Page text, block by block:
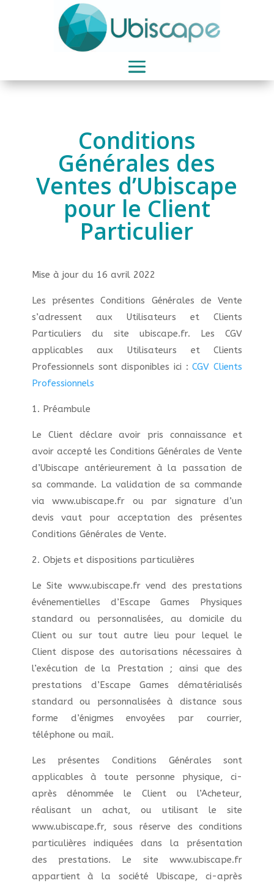
Conditions
Générales des
Ventes d’Ubiscape
pour le Client
Particulier
Mise à jour du 16 avril 2022
Les présentes Conditions Générales de Vente
s’adressent aux Utilisateurs et Clients
Particuliers du site ubiscape.fr. Les CGV
applicables aux Utilisateurs et Clients
Professionnels sont disponibles ici :CGV Clients
Professionnels
1. Préambule
Le Client déclare avoir pris connaissance et
avoir accepté les Conditions Générales de Vente
d’Ubiscape antérieurement à la passation de
sa commande. La validation de sa commande
via www.ubiscape.fr ou par signature d’un
devis vaut pour acceptation des présentes
Conditions Générales de Vente.
2. Objets et dispositions particulières
Le Site www.ubiscape.fr vend des prestations
événementielles d’Escape Games Physiques
standard ou personnalisées, au domicile du
Client ou sur tout autre lieu pour lequel le
Client dispose des autorisations nécessaires à
l’exécution de la Prestation ; ainsi que des
prestations d’Escape Games dématérialisés
standard ou personnalisées à distance sous
forme d’énigmes envoyées par courrier,
téléphone ou mail.
Les présentes Conditions Générales sont
applicables à toute personne physique, ci-
après dénommée le Client ou l’Acheteur,
réalisant un achat, ou utilisant le site
www.ubiscape.fr, sous réserve des conditions
particulières indiquées dans la présentation
des prestations. Le site www.ubiscape.fr
appartient à la société Ubiscape, ci-après